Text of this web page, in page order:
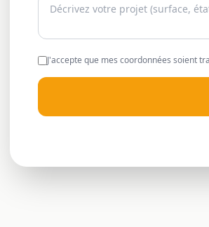
J'accepte que mes coordonnées soient